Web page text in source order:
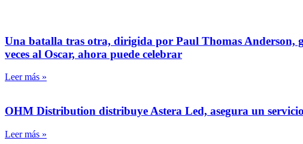
Una batalla tras otra, dirigida por Paul Thomas Anderson,
veces al Oscar, ahora puede celebrar
Leer más »
OHM Distribution distribuye Astera Led, asegura un
Leer más »